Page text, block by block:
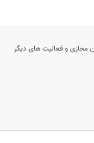
مجازی و فعالیت های دیگر